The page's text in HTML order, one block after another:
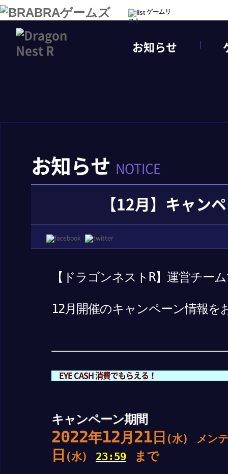
ゲームリ
スト
お知らせ
お知らせ NOTICE
【12月】キャン
【ドラゴンネストR】運営チー
12月開催のキャンペーン情報を
EYE CASH 消費でもらえる！
キャンペーン期間
2022年12月 21 日 (水) メン
日 (水) 23:59 まで